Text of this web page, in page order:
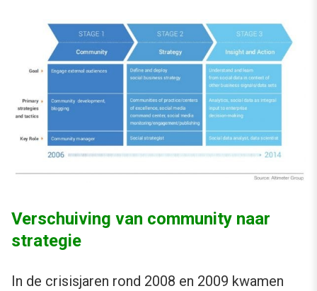
Verschuiving van community naar
strategie
In de crisisjaren rond 2008 en 2009 kwamen